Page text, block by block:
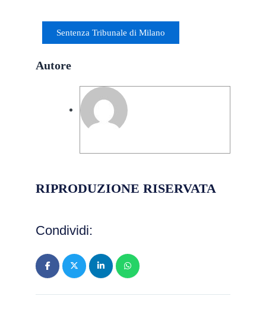
Sentenza Tribunale di Milano
Autore
RIPRODUZIONE RISERVATA
Condividi: